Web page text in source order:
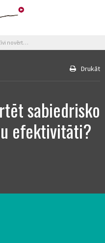
kampaņu efektivitāti?
Drukāt
sabiedrisko
efektivitāti?